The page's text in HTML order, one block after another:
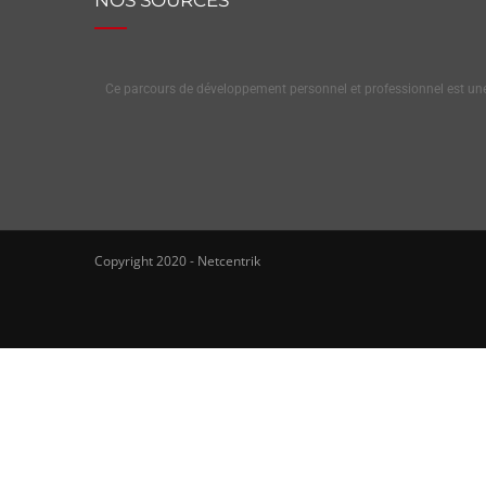
Ce parcours de développement personnel et professionnel est
Copyright 2020 - Netcentrik